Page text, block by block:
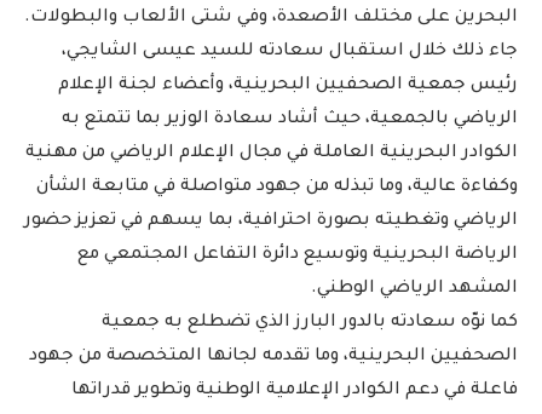
البحرين على مختلف الأصعدة، وفي شتى الألعاب والبطولات.
جاء ذلك خلال استقبال سعادته للسيد عيسى الشايجي،
رئيس جمعية الصحفيين البحرينية، وأعضاء لجنة الإعلام
الرياضي بالجمعية، حيث أشاد سعادة الوزير بما تتمتع به
الكوادر البحرينية العاملة في مجال الإعلام الرياضي من مهنية
وكفاءة عالية، وما تبذله من جهود متواصلة في متابعة الشأن
الرياضي وتغطيته بصورة احترافية، بما يسهم في تعزيز حضور
الرياضة البحرينية وتوسيع دائرة التفاعل المجتمعي مع
المشهد الرياضي الوطني.
كما نوّه سعادته بالدور البارز الذي تضطلع به جمعية
الصحفيين البحرينية، وما تقدمه لجانها المتخصصة من جهود
فاعلة في دعم الكوادر الإعلامية الوطنية وتطوير قدراتها